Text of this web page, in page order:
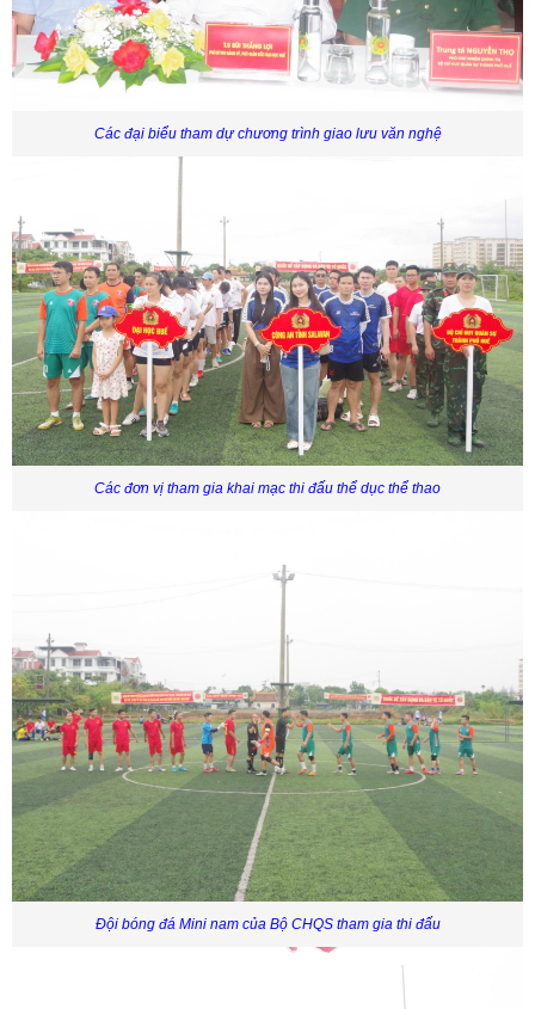
Các đại biểu tham dự chương trình giao lưu văn nghệ
Các đơn vị tham gia khai mạc thi đấu thể dục thể thao
Đội bóng đá Mini nam của Bộ CHQS tham gia thi đấu